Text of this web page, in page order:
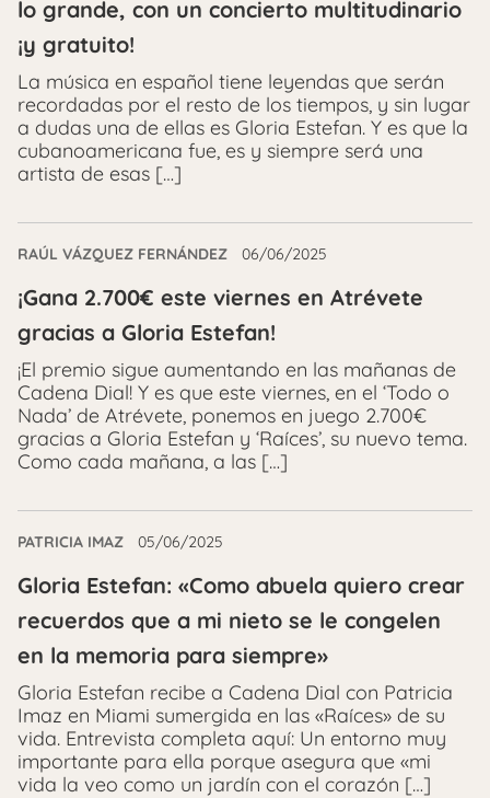
lo grande, con un concierto multitudinario
¡y gratuito!
La música en español tiene leyendas que serán
recordadas por el resto de los tiempos, y sin lugar
a dudas una de ellas es Gloria Estefan. Y es que la
cubanoamericana fue, es y siempre será una
artista de esas […]
RAÚL VÁZQUEZ FERNÁNDEZ 06/06/2025
¡Gana 2.700€ este viernes en Atrévete
gracias a Gloria Estefan!
¡El premio sigue aumentando en las mañanas de
Cadena Dial! Y es que este viernes, en el ‘Todo o
Nada’ de Atrévete, ponemos en juego 2.700€
gracias a Gloria Estefan y ‘Raíces’, su nuevo tema.
Como cada mañana, a las […]
PATRICIA IMAZ 05/06/2025
Gloria Estefan: «Como abuela quiero crear
recuerdos que a mi nieto se le congelen
en la memoria para siempre»
Gloria Estefan recibe a Cadena Dial con Patricia
Imaz en Miami sumergida en las «Raíces» de su
vida. Entrevista completa aquí: Un entorno muy
importante para ella porque asegura que «mi
vida la veo como un jardín con el corazón […]